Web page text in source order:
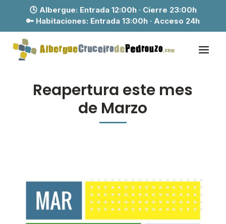
🕓 Albergue: Entrada 12:00h · Cierre 23:00h
🔑 Habitaciones: Entrada 13:00h · Acceso 24h
Reapertura este mes
de Marzo